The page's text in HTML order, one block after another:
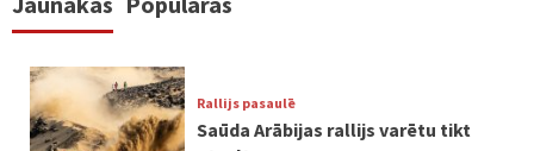
Rallijs pasaulē
Saūda Arābijas rallijs varētu tikt